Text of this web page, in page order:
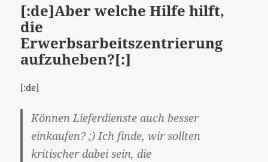
[:de]Aber welche Hilfe hilft,
die
Erwerbsarbeitszentrierung
aufzuheben?[:]
[:de]
Können Lieferdienste auch besser
einkaufen? ;) Ich finde, wir sollten
kritischer dabei sein, die